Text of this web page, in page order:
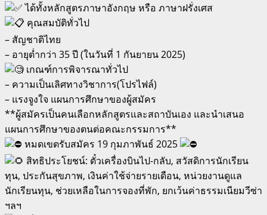
ได้ทั้งหลักสูตรภาษาอังกฤษ หรือ ภาษาฝรั่งเศส
คุณสมบัติทั่วไป
– สัญชาติไทย
– อายุต่ำกว่า 35 ปี (ในวันที่ 1 กันยายน 2025)
เกณฑ์การพิจารณาทั่วไป
– ความเป็นเลิศทางวิชาการ(โปรไฟล์)
– แรงจูงใจ แผนการศึกษาของผู้สมัคร
**ผู้สมัครเป็นคนเลือกหลักสูตรและสถาบันเอง และนำเสนอ
แผนการศึกษาของตนต่อคณะกรรมการ**
หมดเขตรับสมัคร 19 กุมภาพันธ์ 2025
สิทธิประโยชน์: ตั๋วเครื่องบินไป-กลับ, สวัสดิการนักเรียน
ทุน, ประกันสุขภาพ, เงินค่าใช้จ่ายรายเดือน, หน่วยงานดูแล
นักเรียนทุน, ช่วยเหลือในการจองที่พัก, ยกเว้นค่าธรรมเนียมวีซ่า
ฯลฯ